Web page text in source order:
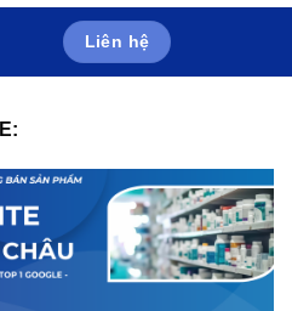
Liên hệ